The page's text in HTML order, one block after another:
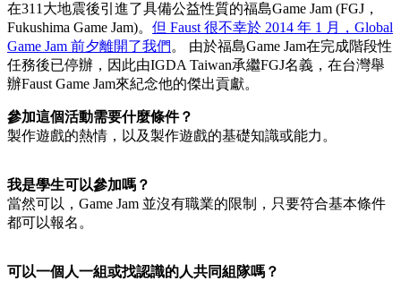
在311大地震後引進了具備公益性質的福島Game Jam (FGJ，
Fukushima Game Jam)。 但 Faust 很不幸於 2014 年 1 月，Global
Game Jam 前夕離開了我們 。 由於福島Game Jam在完成階段性
任務後已停辦，因此由IGDA Taiwan承繼FGJ名義，在台灣舉
辦Faust Game Jam來紀念他的傑出貢獻。
參加這個活動需要什麼條件？
製作遊戲的熱情，以及製作遊戲的基礎知識或能力。
我是學生可以參加嗎？
當然可以，Game Jam 並沒有職業的限制，只要符合基本條件
都可以報名。
可以一個人一組或找認識的人共同組隊嗎？